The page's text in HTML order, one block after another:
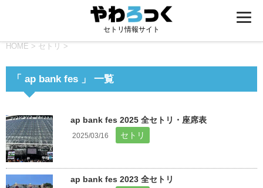
セトリ情報サイト
HOME > セトリ >
「 ap bank fes 」 一覧
ap bank fes 2025 全セトリ・座席表
2025/03/16 セトリ
ap bank fes 2023 全セトリ